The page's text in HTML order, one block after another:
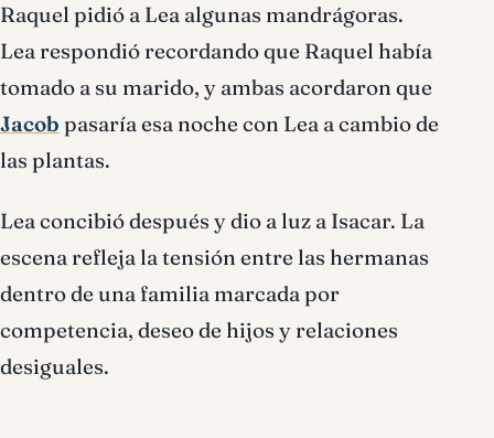
Raquel pidió a Lea algunas mandrágoras.
Lea respondió recordando que Raquel había
tomado a su marido, y ambas acordaron que
Jacob pasaría esa noche con Lea a cambio de
las plantas.
Lea concibió después y dio a luz a Isacar. La
escena refleja la tensión entre las hermanas
dentro de una familia marcada por
competencia, deseo de hijos y relaciones
desiguales.